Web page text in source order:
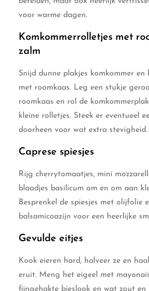
voor warme dagen.
Komkommerrolletjes met
zalm
Snijd dunne plakjes komkommer en
met roomkaas. Leg een stukje
roomkaas en rol de
kleine rolletjes. Steek er eventueel
doorheen voor wat extra stevigheid.
Caprese spiesjes
Rijg cherrytomaatjes, mini
blaadjes basilicum om en om aan
Besprenkel de spiesjes met olijfolie
balsamicoazijn voor een heerlijke
Gevulde eitjes
Kook eieren hard, halveer ze en
eruit. Meng het eigeel met
fijngehakte bieslook en wat zout en